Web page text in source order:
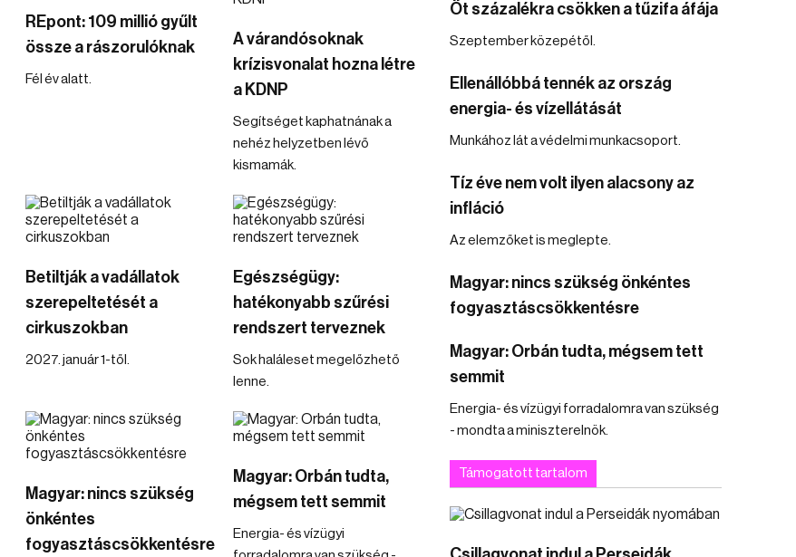
REpont: 109 millió gyűlt
össze a rászorulóknak
Fél év alatt.
A várandósoknak
krízisvonalat hozna létre
a KDNP
Segítséget kaphatnának a
nehéz helyzetben lévő
kismamák.
Betiltják a vadállatok
szerepeltetését a
cirkuszokban
2027. január 1-től.
Egészségügy:
hatékonyabb szűrési
rendszert terveznek
Sok haláleset megelőzhető
lenne.
Magyar: nincs szükség
önkéntes
fogyasztáscsökkentésre
Magyar: Orbán tudta,
mégsem tett semmit
Energia- és vízügyi
Öt százalékra csökken a tűzifa áfája
Szeptember közepétől.
Ellenállóbbá tennék az ország
energia- és vízellátását
Munkához lát a védelmi munkacsoport.
Tíz éve nem volt ilyen alacsony az
infláció
Az elemzőket is meglepte.
Magyar: nincs szükség önkéntes
fogyasztáscsökkentésre
Magyar: Orbán tudta, mégsem tett
semmit
Energia- és vízügyi forradalomra van szükség
- mondta a miniszterelnök.
Támogatott tartalom